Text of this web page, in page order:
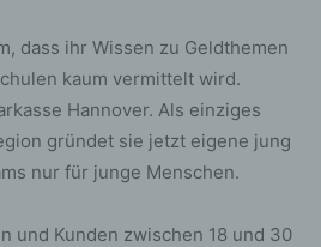
dass ihr Wissen zu Geldthemen
kaum vermittelt wird.
Hannover. Als einziges
gründet sie jetzt eigene jung
nur für junge Menschen.
und Kunden zwischen 18 und 30